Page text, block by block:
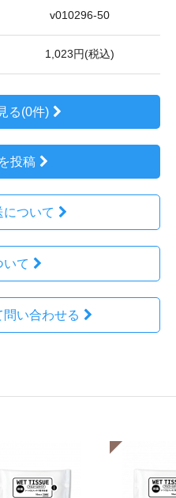
v010296-50
1,023円(税込)
る(0件)
投稿
ついて
いて
い合わせる